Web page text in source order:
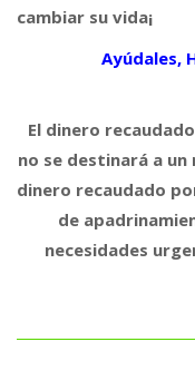
cambiar su vida¡
Ayúdales,
El dinero
no se destinará a
dinero recaudado
de
necesidades